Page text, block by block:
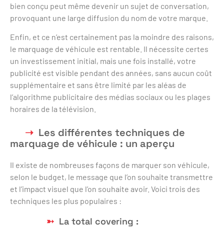
bien conçu peut même devenir un sujet de conversation,
provoquant une large diffusion du nom de votre marque.
Enfin, et ce n’est certainement pas la moindre des raisons,
le marquage de véhicule est rentable. Il nécessite certes
un investissement initial, mais une fois installé, votre
publicité est visible pendant des années, sans aucun coût
supplémentaire et sans être limité par les aléas de
l’algorithme publicitaire des médias sociaux ou les plages
horaires de la télévision.
Les différentes techniques de
marquage de véhicule : un aperçu
Il existe de nombreuses façons de marquer son véhicule,
selon le budget, le message que l’on souhaite transmettre
et l’impact visuel que l’on souhaite avoir. Voici trois des
techniques les plus populaires :
La total covering :